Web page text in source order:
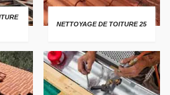
NETTOYAGE DE TOITURE 25